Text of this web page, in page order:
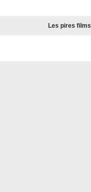
Les pires films